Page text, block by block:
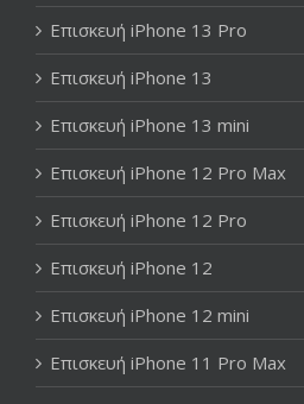
Επισκευή iPhone 13 Pro
Επισκευή iPhone 13
Επισκευή iPhone 13 mini
Επισκευή iPhone 12 Pro Max
Επισκευή iPhone 12 Pro
Επισκευή iPhone 12
Επισκευή iPhone 12 mini
Επισκευή iPhone 11 Pro Max